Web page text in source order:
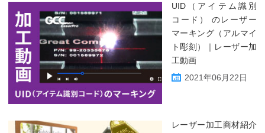
UID（アイテム識別
コード） のレーザー
マーキング（アルマイ
ト彫刻）｜レーザー加
工動画
2021年06月22日
レーザー加工商材紹介